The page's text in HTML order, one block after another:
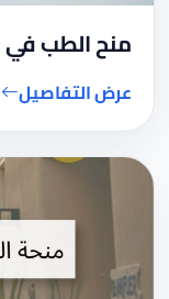
منح الطب في
عرض التفاصيل